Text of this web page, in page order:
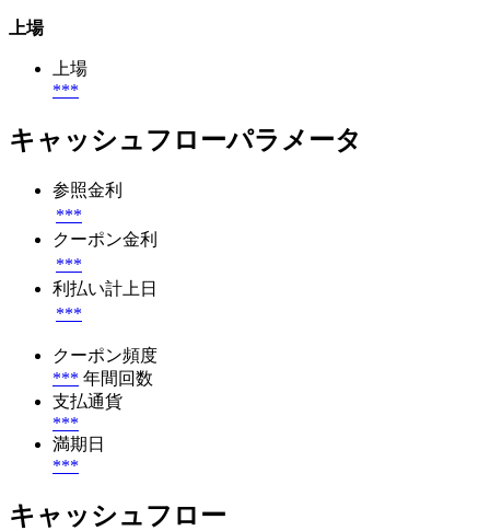
上場
上場
***
キャッシュフローパラメータ
参照金利
***
クーポン金利
***
利払い計上日
***
クーポン頻度
*** 年間回数
支払通貨
***
満期日
***
キャッシュフロー